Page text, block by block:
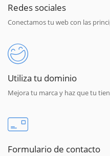
Redes sociales
Conectamos tu web con las
Utiliza tu dominio
Mejora tu marca y haz que tu
Formulario de contacto